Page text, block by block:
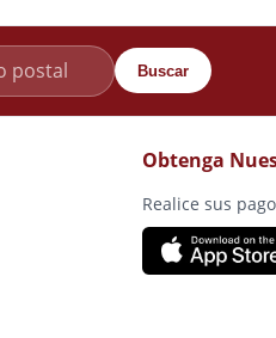
Buscar
Obtenga
Realice sus